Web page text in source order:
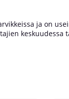
ja on
vuoksi